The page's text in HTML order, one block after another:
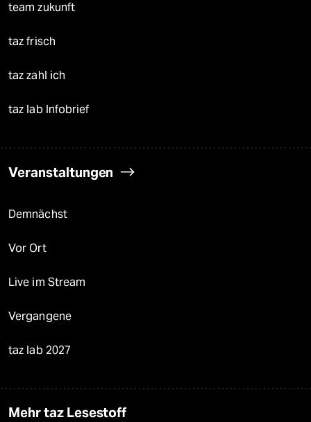
team zukunft
taz frisch
taz zahl ich
taz lab Infobrief
Veranstaltungen
Demnächst
Vor Ort
Live im Stream
Vergangene
taz lab 2027
Mehr taz Lesestoff